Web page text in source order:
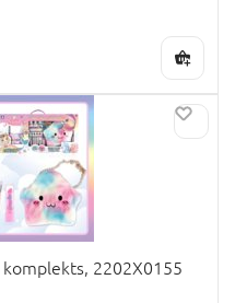
komplekts, 2202X0155